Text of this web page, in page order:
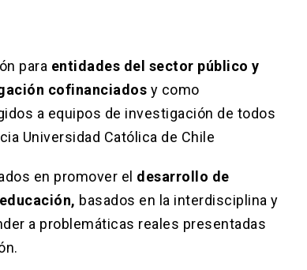
para entidades del sector público y
cofinanciados y como
a equipos de investigación de todos
Universidad Católica de Chile
en promover el desarrollo de
basados en la interdisciplina y
a problemáticas reales presentadas